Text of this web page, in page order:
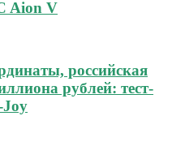
Aion V
российская
рублей: тест-
Joy